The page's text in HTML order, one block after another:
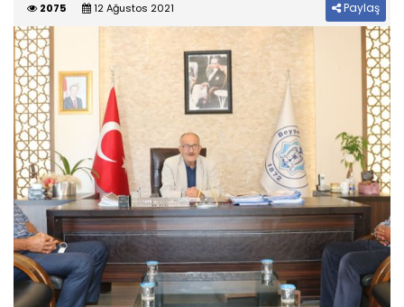
2075 12 Ağustos 2021 Paylaş